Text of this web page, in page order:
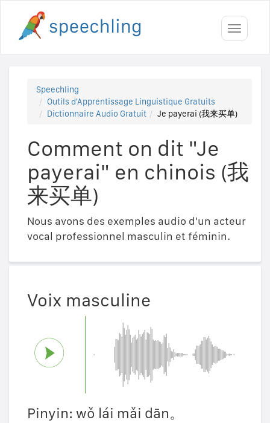
Toggle
Speechling
Outils d'Apprentissage Linguistique Gratuits
Dictionnaire Audio Gratuit
Je payerai (我来买单)
Comment on dit "Je
payerai" en chinois (我
来买单)
Nous avons des exemples audio d'un acteur
vocal professionnel masculin et féminin.
Voix masculine
Pinyin: wǒ lái mǎi dān。